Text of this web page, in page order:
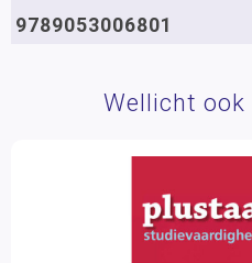
9789053006801
Wellicht ook